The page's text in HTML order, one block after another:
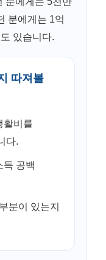
분에게는 1억
있습니다.
따져볼
활비를
다.
득 공백
분이 있는지